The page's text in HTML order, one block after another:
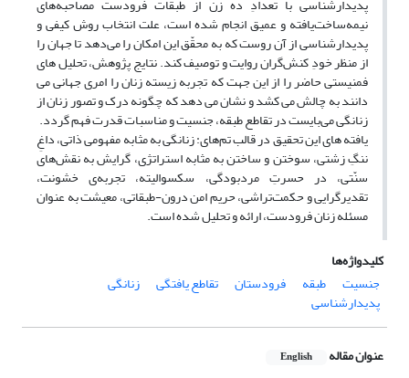
پدیدارشناسی با تعدادِ ده زن از طبقات فرودست مصاحبه‌های
نیمه‌ساخت‌یافته و عمیق انجام شده است، علت انتخاب روش کیفی و
پدیدارشناسی از آن روست که به محقّق این امکان را می‌دهد تا جهان را
از منظر خودِ کنش‌گران روایت و توصیف کند. نتایج پژوهش، تحلیل های
فمنیستی حاضر را از این جهت که تجربه زیسته زنان را امری جهانی می
دانند به چالش می کشد و نشان می دهد که چگونه درک و تصور زنان از
زنانگی می‌بایست در تقاطع طبقه، جنسیت و مناسبات قدرت فهم گردد.
یافته های این تحقیق در قالب تم‌های: زنانگی به مثابه مفهومی ذاتی، داغِ
ننگِ زشتی، سوختن و ساختن به مثابه استراتژی، گرایش به نقش‌های
سنّتی، در حسرتِ مردبودگی، سکسوالیته، تجربه‌ی خشونت،
تقدیرگرایی و حکمت‌تراشی، حریم امن درون-طبقاتی، معیشت به عنوان
مسئله زنان فرودست، ارائه و تحلیل شده است.
کلیدواژه‌ها
جنسیت
طبقه فرودستان تقاطع یافتگی زنانگی
پدیدارشناسی
عنوان مقاله English